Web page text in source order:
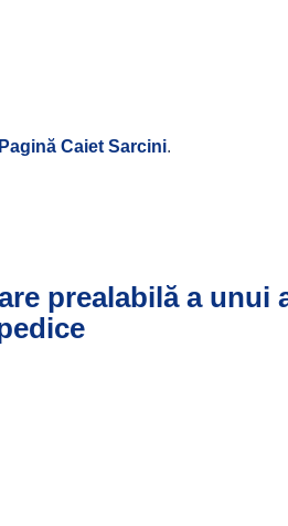
Pagină Caiet Sarcini.
prealabilă a unui